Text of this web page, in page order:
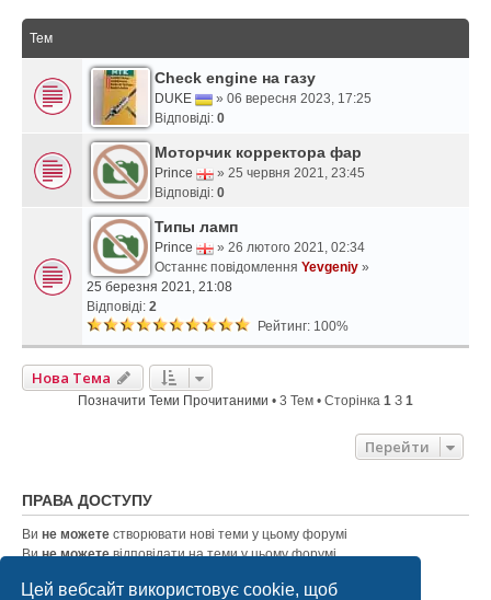
Цей вебсайт використовує cookie, щоб
Тем
Check engine на газу
DUKE
» 06 вересня 2023, 17:25
Відповіді: 0
Моторчик корректора фар
Prince
» 25 червня 2021, 23:45
Відповіді: 0
Типы ламп
Prince
» 26 лютого 2021, 02:34
Останнє повідомлення Yevgeniy »
25 березня 2021, 21:08
Відповіді: 2
Рейтинг: 100%
Нова Тема
Позначити Теми Прочитаними • 3 Тем • Сторінка 1 З 1
Перейти
ПРАВА ДОСТУПУ
Ви не можете створювати нові теми у цьому форумі
Вине можетевідповідати на теми у цьому форумі
Вине можетевидаляти ваші повідомлення у цьому форумі